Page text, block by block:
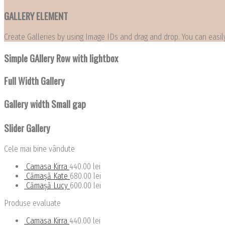
GALLERY ELEMENT
Create Galleries by using Image IDs and drag and drop. You can
Simple GAllery Row with lightbox
Full Width Gallery
Gallery width Small gap
Slider Gallery
Cele mai bine vândute
Camasa Kirra 440.00 lei
Cămașă Kate 680.00 lei
Cămașă Lucy 600.00 lei
Produse evaluate
Camasa Kirra 440.00 lei